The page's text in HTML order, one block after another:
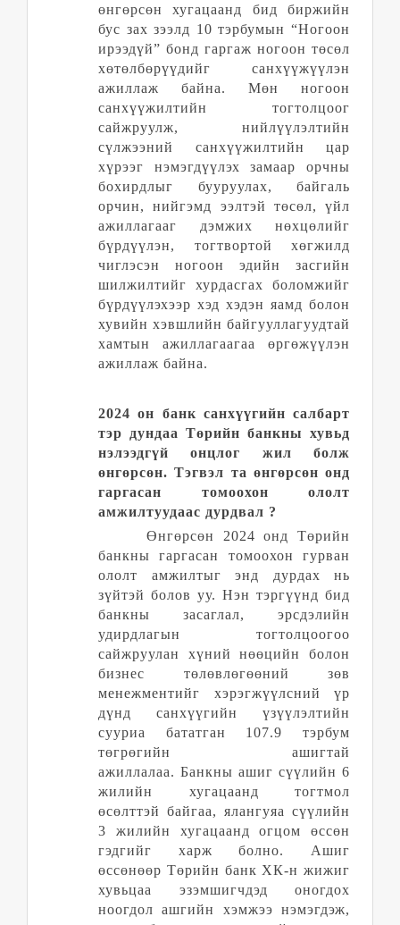
өнгөрсөн хугацаанд бид биржийн
бус зах зээлд 10 тэрбумын “Ногоон
ирээдүй” бонд гаргаж ногоон төсөл
хөтөлбөрүүдийг санхүүжүүлэн
ажиллаж байна. Мөн ногоон
санхүүжилтийн тогтолцоог
сайжруулж, нийлүүлэлтийн
сүлжээний санхүүжилтийн цар
хүрээг нэмэгдүүлэх замаар орчны
бохирдлыг бууруулах, байгаль
орчин, нийгэмд ээлтэй төсөл, үйл
ажиллагааг дэмжих нөхцөлийг
бүрдүүлэн, тогтвортой хөгжилд
чиглэсэн ногоон эдийн засгийн
шилжилтийг хурдасгах боломжийг
бүрдүүлэхээр хэд хэдэн яамд болон
хувийн хэвшлийн байгууллагуудтай
хамтын ажиллагаагаа өргөжүүлэн
ажиллаж байна.
2024 он банк санхүүгийн салбарт
тэр дундаа Төрийн банкны хувьд
нэлээдгүй онцлог жил болж
өнгөрсөн. Тэгвэл та өнгөрсөн онд
гаргасан томоохон ололт
амжилтуудаас дурдвал ?
Өнгөрсөн
2024 онд Төрийн
банкны гаргасан томоохон гурван
ололт амжилтыг энд дурдах нь
зүйтэй болов уу. Нэн тэргүүнд бид
банкны засаглал, эрсдэлийн
удирдлагын тогтолцоогоо
сайжруулан хүний нөөцийн болон
бизнес төлөвлөгөөний зөв
менежментийг хэрэгжүүлсний үр
дүнд санхүүгийн үзүүлэлтийн
сууриа бататган 107.9 тэрбум
төгрөгийн ашигтай
ажиллалаа. Банкны ашиг сүүлийн 6
жилийн хугацаанд тогтмол
өсөлттэй байгаа, ялангуяа сүүлийн
3 жилийн хугацаанд огцом өссөн
гэдгийг харж болно. Ашиг
өссөнөөр Төрийн банк ХК-н жижиг
хувьцаа эзэмшигчдэд оногдох
ноогдол ашгийн хэмжээ нэмэгдэж,